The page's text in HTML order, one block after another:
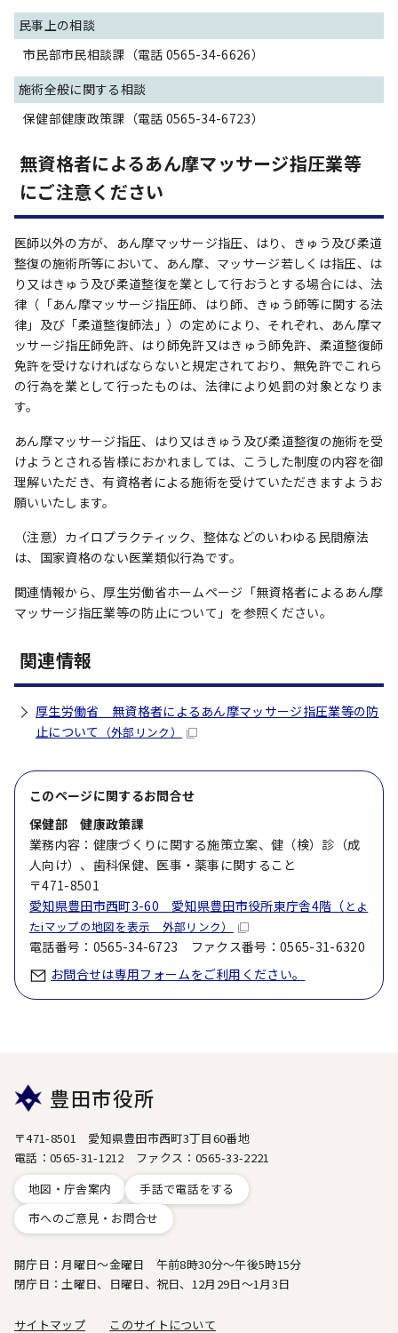
民事上の相談
市民部市民相談課（電話 0565-34-6626）
施術全般に関する相談
保健部健康政策課（電話 0565-34-6723）
無資格者によるあん摩マッサージ指圧業等
にご注意ください
医師以外の方が、あん摩マッサージ指圧、はり、きゅう及び柔道
整復の施術所等において、あん摩、マッサージ若しくは指圧、は
り又はきゅう及び柔道整復を業として行おうとする場合には、法
律（「あん摩マッサージ指圧師、はり師、きゅう師等に関する法
律」及び「柔道整復師法」）の定めにより、それぞれ、あん摩マ
ッサージ指圧師免許、はり師免許又はきゅう師免許、柔道整復師
免許を受けなければならないと規定されており、無免許でこれら
の行為を業として行ったものは、法律により処罰の対象となりま
す。
あん摩マッサージ指圧、はり又はきゅう及び柔道整復の施術を受
けようとされる皆様におかれましては、こうした制度の内容を御
理解いただき、有資格者による施術を受けていただきますようお
願いいたします。
（注意）カイロプラクティック、整体などのいわゆる民間療法
は、国家資格のない医業類似行為です。
関連情報から、厚生労働省ホームページ「無資格者によるあん摩
マッサージ指圧業等の防止について」を参照ください。
関連情報
厚生労働省 無資格者によるあん摩マッサージ指圧業等の防
止について
（外部リンク）
このページに関するお問合せ
保健部 健康政策課
業務内容：健康づくりに関する施策立案、健（検）診（成
人向け）、歯科保健、医事・薬事に関すること
〒471-8501
愛知県豊田市西町3-60 愛知県豊田市役所東庁舎4階（ とよ
たiマップの地図を表示 外部リンク）
電話番号：0565-34-6723 ファクス番号：0565-31-6320
お問合せは専用フォームをご利用ください。
豊田市役所
〒471-8501 愛知県豊田市西町3丁目60番地
電話：0565-31-1212 ファクス：0565-33-2221
地図・庁舎案内
手話で電話をする
市へのご意見・お問合せ
開庁日：月曜日～金曜日 午前8時30分～午後5時15分
閉庁日：土曜日、日曜日、祝日、12月29日～1月3日
サイトマップ このサイトについて